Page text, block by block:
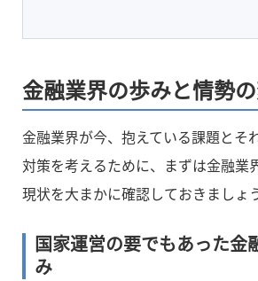
金融業界の歩みと情勢
金融業界が今、抱えている課題とそ
対策を考えるために、まずは金融業
現状を大まかに確認しておきましょう
国家運営の要でもあった金
み